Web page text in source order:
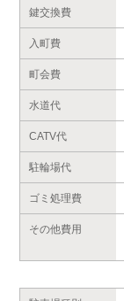
鍵交換費
入町費
町会費
水道代
CATV代
駐輪場代
ゴミ処理費
その他費用